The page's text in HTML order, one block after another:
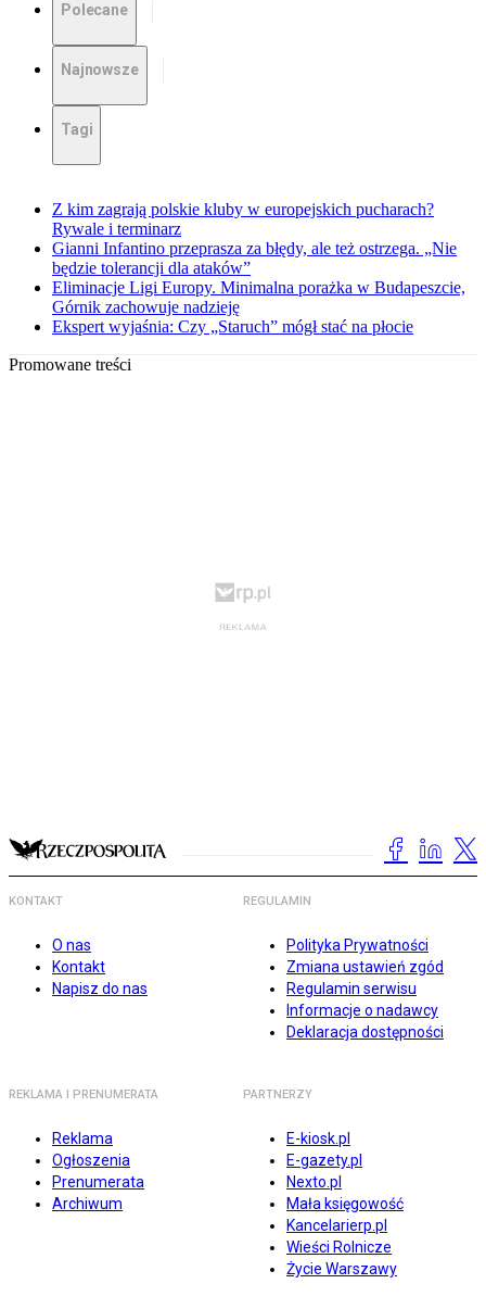
Polecane
Najnowsze
Tagi
Z kim zagrają polskie kluby w europejskich pucharach?
Rywale i terminarz
Gianni Infantino przeprasza za błędy, ale też ostrzega. „Nie
będzie tolerancji dla ataków”
Eliminacje Ligi Europy. Minimalna porażka w Budapeszcie,
Górnik zachowuje nadzieję
Ekspert wyjaśnia: Czy „Staruch” mógł stać na płocie
Promowane treści
KONTAKT
O nas
Kontakt
Napisz do nas
REGULAMIN
Polityka Prywatności
Zmiana ustawień zgód
Regulamin serwisu
Informacje o nadawcy
Deklaracja dostępności
REKLAMA I PRENUMERATA
Reklama
Ogłoszenia
Prenumerata
Archiwum
PARTNERZY
E-kiosk.pl
E-gazety.pl
Nexto.pl
Mała księgowość
Kancelarierp.pl
Wieści Rolnicze
Życie Warszawy